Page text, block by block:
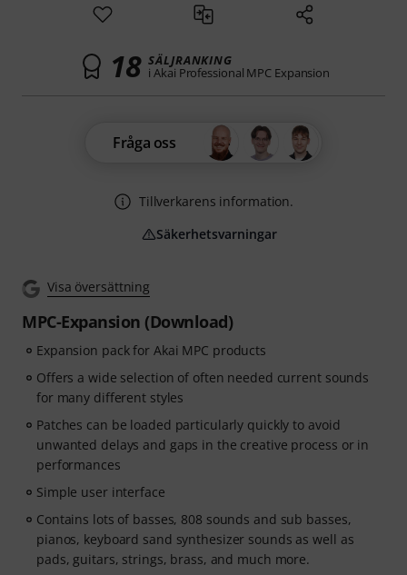
Visa översättning
MPC-Expansion (Download)
Expansion pack for Akai MPC products
Offers a wide selection of often needed current sounds
for many different styles
Patches can be loaded particularly quickly to avoid
unwanted delays and gaps in the creative process or in
performances
Simple user interface
Contains lots of basses, 808 sounds and sub basses,
pianos, keyboard sand synthesizer sounds as well as
pads, guitars, strings, brass, and much more.
18 SÄLJRANKING
i Akai Professional MPC Expansion
Fråga oss
Tillverkarens information.
Säkerhetsvarningar